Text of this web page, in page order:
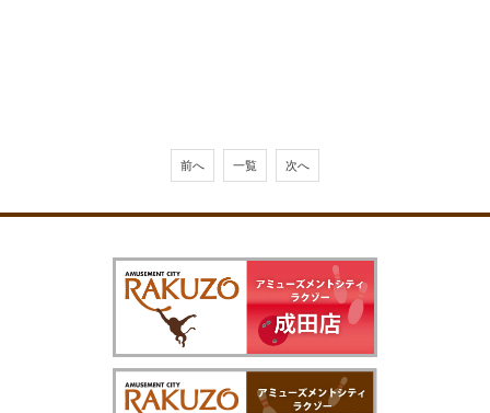
前へ 一覧 次へ